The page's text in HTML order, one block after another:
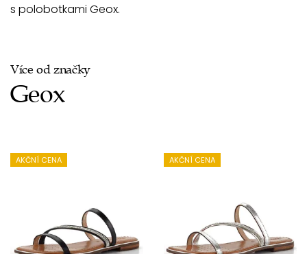
s polobotkami Geox.
Více od značky
Geox
AKČNÍ CENA AKČNÍ CENA